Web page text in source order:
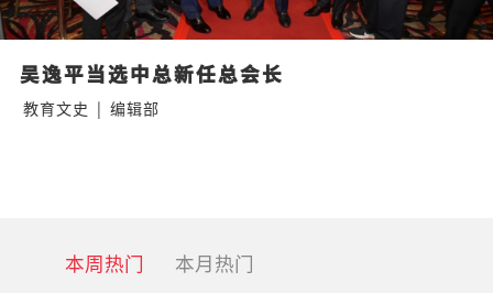
吴逸平当选中总新任总会长
教育文史 | 编辑部
本周热门 本月热门